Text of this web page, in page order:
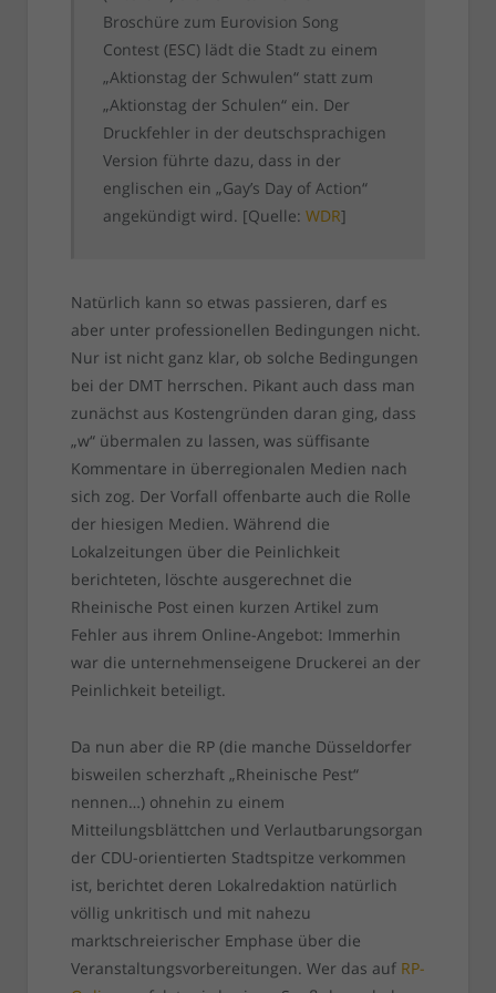
Broschüre zum Eurovision Song
Contest (ESC) lädt die Stadt zu einem
„Aktionstag der Schwulen“ statt zum
„Aktionstag der Schulen“ ein. Der
Druckfehler in der deutschsprachigen
Version führte dazu, dass in der
englischen ein „Gay’s Day of Action“
angekündigt wird. [Quelle: WDR]
Natürlich kann so etwas passieren, darf es
aber unter professionellen Bedingungen nicht.
Nur ist nicht ganz klar, ob solche Bedingungen
bei der DMT herrschen. Pikant auch dass man
zunächst aus Kostengründen daran ging, dass
„w“ übermalen zu lassen, was süffisante
Kommentare in überregionalen Medien nach
sich zog. Der Vorfall offenbarte auch die Rolle
der hiesigen Medien. Während die
Lokalzeitungen über die Peinlichkeit
berichteten, löschte ausgerechnet die
Rheinische Post einen kurzen Artikel zum
Fehler aus ihrem Online-Angebot: Immerhin
war die unternehmenseigene Druckerei an der
Peinlichkeit beteiligt.
Da nun aber die RP (die manche Düsseldorfer
bisweilen scherzhaft „Rheinische Pest“
nennen…) ohnehin zu einem
Mitteilungsblättchen und Verlautbarungsorgan
der CDU-orientierten Stadtspitze verkommen
ist, berichtet deren Lokalredaktion natürlich
völlig unkritisch und mit nahezu
marktschreierischer Emphase über die
Veranstaltungsvorbereitungen. Wer das auf RP-